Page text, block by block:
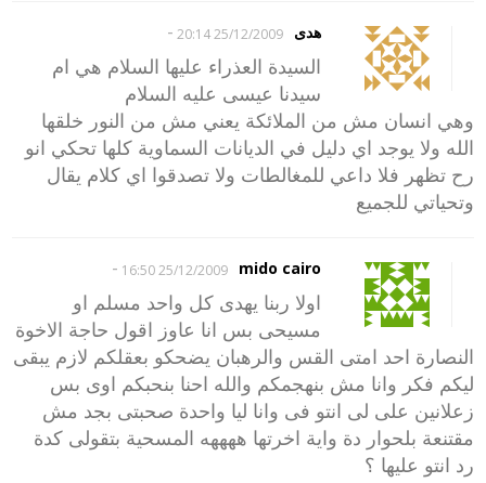
هدى 25/12/2009 20:14
-
السيدة العذراء عليها السلام هي ام
سيدنا عيسى عليه السلام
وهي انسان مش من الملائكة يعني مش من النور خلقها
الله ولا يوجد اي دليل في الديانات السماوية كلها تحكي انو
رح تظهر فلا داعي للمغالطات ولا تصدقوا اي كلام يقال
وتحياتي للجميع
mido cairo
25/12/2009 16:50
-
اولا ربنا يهدى كل واحد مسلم او
مسيحى بس انا عاوز اقول حاجة الاخوة
النصارة احد امتى القس والرهبان يضحكو بعقلكم لازم يبقى
ليكم فكر وانا مش بنهجمكم والله احنا بنحبكم اوى بس
زعلانين على لى انتو فى وانا ليا واحدة صحبتى بجد مش
مقتنعة بلحوار دة واية اخرتها ههههه المسحية بتقولى كدة
رد انتو عليها ؟